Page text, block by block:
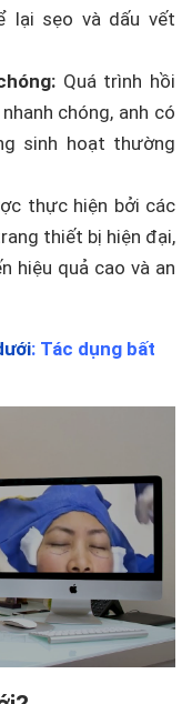
lại sẹo và dấu vết
Quá trình hồi
chóng, anh có
sinh hoạt thường
thực hiện bởi các
thiết bị hiện đại,
hiệu quả cao và an
: Tác dụng bất